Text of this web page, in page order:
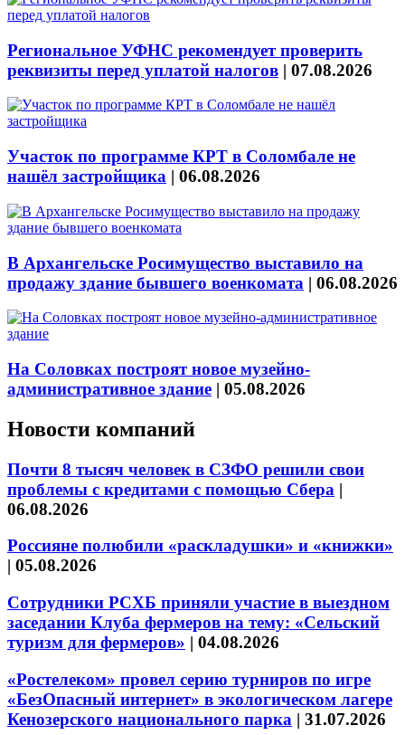
Региональное УФНС рекомендует проверить
реквизиты перед уплатой налогов | 07.08.2026
Участок по программе КРТ в Соломбале не
нашёл застройщика | 06.08.2026
В Архангельске Росимущество выставило на
продажу здание бывшего военкомата | 06.08.2026
На Соловках построят новое музейно-
административное здание | 05.08.2026
Новости компаний
Почти 8 тысяч человек в СЗФО решили свои
проблемы с кредитами с помощью Сбера |
06.08.2026
Россияне полюбили «раскладушки» и «книжки»
| 05.08.2026
Сотрудники РСХБ приняли участие в выездном
заседании Клуба фермеров на тему: «Сельский
туризм для фермеров» | 04.08.2026
«Ростелеком» провел серию турниров по игре
«БезОпасный интернет» в экологическом лагере
Кенозерского национального парка | 31.07.2026